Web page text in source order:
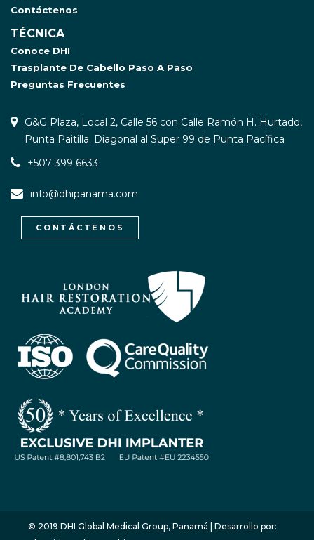
Contáctenos
TÉCNICA
Conoce DHI
Trasplante De Cabello Paso A Paso
Preguntas Frecuentes
G&G Plaza, Local 2, Calle 56 con Calle Ramón H. Hurtado,
Punta Paitilla. Diagonal al Super 99 de Punta Pacífica
+507 399 6633
info@dhipanama.com
CONTÁCTENOS
© 2019 DHI Global Medical Group, Panamá | Desarrollo por:
WhatsApp / Let's Talk